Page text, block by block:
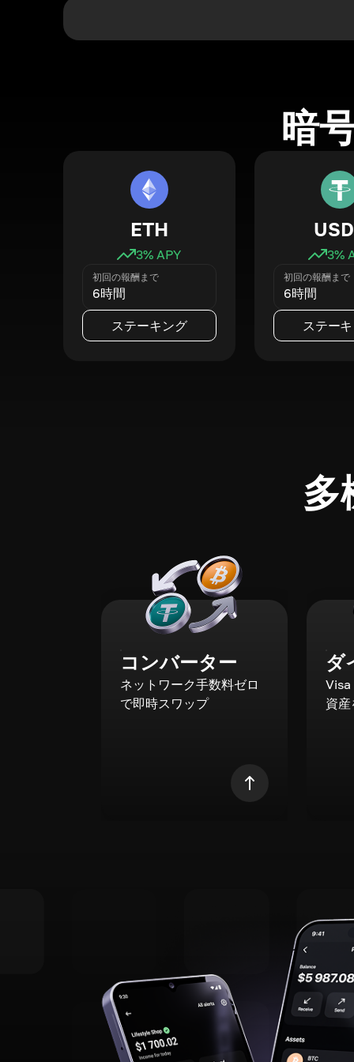
暗
ETH
3% APY
初回の報酬まで
6時間
ステーキング
3%
初回の報酬まで
6時間
ステー
多
コンバーター
ネットワーク手数料ゼロ
で即時スワップ
ダ
資